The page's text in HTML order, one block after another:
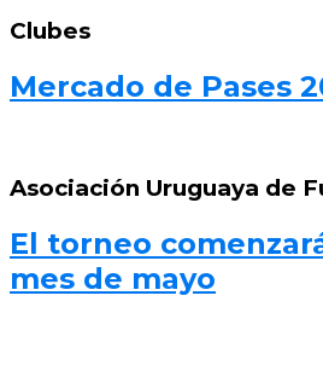
Clubes
Mercado de Pases
Asociación Uruguaya de
El torneo
mes de mayo